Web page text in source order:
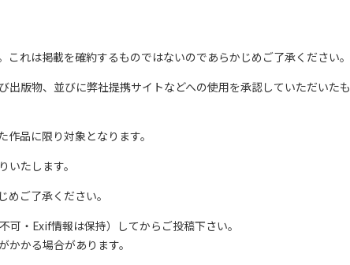
れは掲載を確約するものではないのであらかじめご了承ください。
版物、並びに弊社提携サイトなどへの使用を承認していただいたも
品に限り対象となります。
たします。
ご了承ください。
・Exif情報は保持）してからご投稿下さい。
かる場合があります。